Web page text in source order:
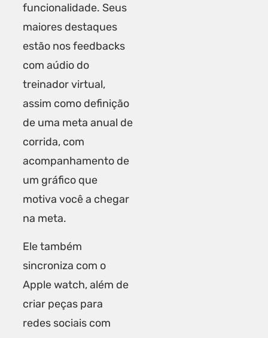
funcionalidade. Seus
maiores destaques
estão nos feedbacks
com aúdio do
treinador virtual,
assim como definição
de uma meta anual de
corrida, com
acompanhamento de
um gráfico que
motiva você a chegar
na meta.
Ele também
sincroniza com o
Apple watch, além de
criar peças para
redes sociais com